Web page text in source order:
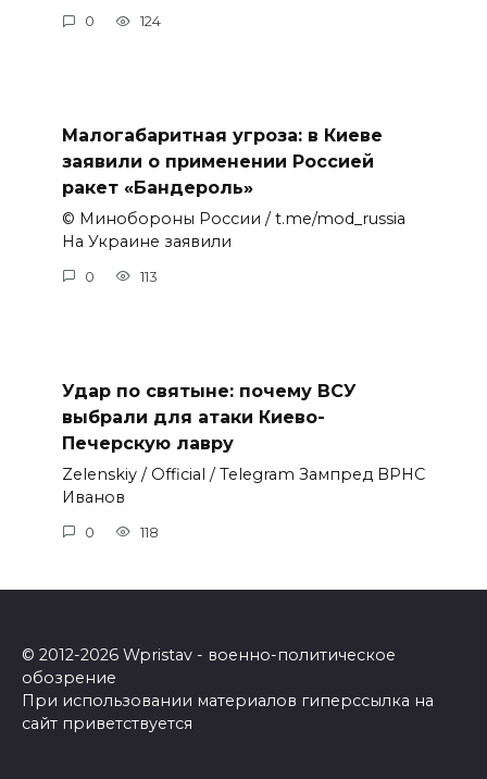
0 124
Малогабаритная угроза: в Киеве
заявили о применении Россией
ракет «Бандероль»
© Минобороны России / t.me/mod_russia
На Украине заявили
0 113
Удар по святыне: почему ВСУ
выбрали для атаки Киево-
Печерскую лавру
Zеlеnskiу / Оfficiаl / Telegram Зампред ВРНС
Иванов
0 118
© 2012-2026 Wpristav - военно-политическое
обозрение
При использовании материалов гиперссылка на
сайт приветствуется